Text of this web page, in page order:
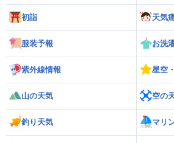
初詣 天気
服装予報 お洗
紫外線情報 星空
山の天気 空の
釣り天気 マリ